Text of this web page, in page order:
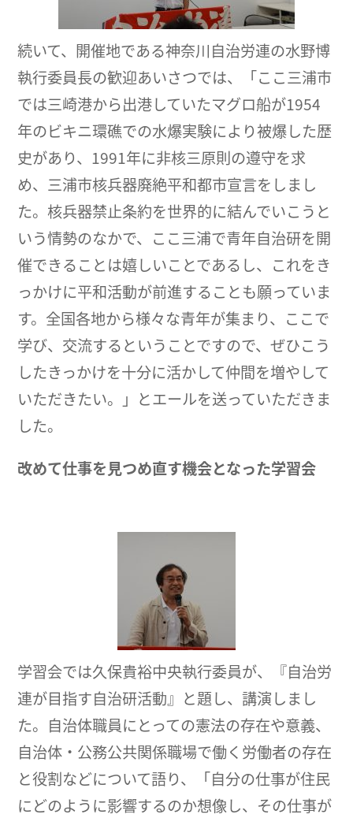
続いて、開催地である神奈川自治労連の水野博
執行委員長の歓迎あいさつでは、「ここ三浦市
では三崎港から出港していたマグロ船が1954
年のビキニ環礁での水爆実験により被爆した歴
史があり、1991年に非核三原則の遵守を求
め、三浦市核兵器廃絶平和都市宣言をしまし
た。核兵器禁止条約を世界的に結んでいこうと
いう情勢のなかで、ここ三浦で青年自治研を開
催できることは嬉しいことであるし、これをき
っかけに平和活動が前進することも願っていま
す。全国各地から様々な青年が集まり、ここで
学び、交流するということですので、ぜひこう
したきっかけを十分に活かして仲間を増やして
いただきたい。」とエールを送っていただきま
した。
改めて仕事を見つめ直す機会となった学習会
学習会では久保貴裕中央執行委員が、『自治労
連が目指す自治研活動』と題し、講演しまし
た。自治体職員にとっての憲法の存在や意義、
自治体・公務公共関係職場で働く労働者の存在
と役割などについて語り、「自分の仕事が住民
にどのように影響するのか想像し、その仕事が